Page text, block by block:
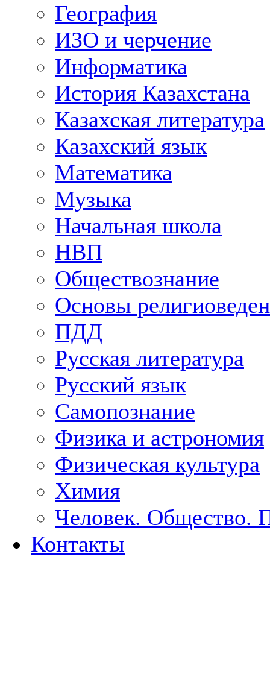
География
ИЗО и черчение
Информатика
История Казахстана
Казахская литература
Казахский язык
Математика
Музыка
Начальная школа
НВП
Обществознание
Основы
ПДД
Русская литература
Русский язык
Самопознание
Физика и астрономия
Физическая культура
Химия
Человек. Общество.
Контакты